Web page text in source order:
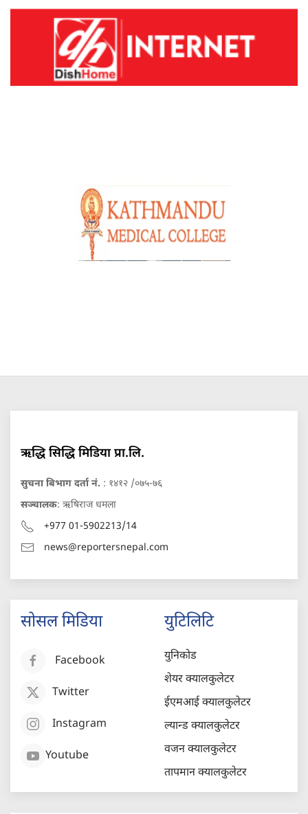
ऋद्धि सिद्धि मिडिया प्रा.लि.
सुचना बिभाग दर्ता नं. : १४१२ /०७५-७६
सञ्चालक: ऋषिराज धमला
+977 01-5902213/14
news@reportersnepal.com
सोसल मिडिया
Facebook
Twitter
Instagram
Youtube
युटिलिटि
युनिकोड
शेयर क्यालकुलेटर
ईएमआई क्यालकुलेटर
ल्यान्ड क्यालकुलेटर
वजन क्यालकुलेटर
तापमान क्यालकुलेटर